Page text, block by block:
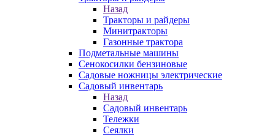
Назад
Тракторы и райдеры
Минитракторы
Газонные трактора
Подметальные машины
Сенокосилки бензиновые
Садовые ножницы электрические
Садовый инвентарь
Назад
Садовый инвентарь
Тележки
Сеялки